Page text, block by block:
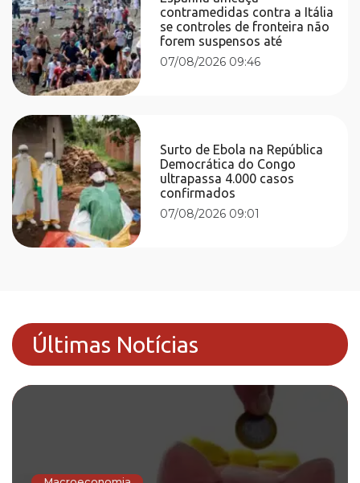
contramedidas contra a Itália
se controles de fronteira não
forem suspensos até
07/08/2026 09:46
Surto de Ebola na República
Democrática do Congo
ultrapassa 4.000 casos
confirmados
07/08/2026 09:01
Últimas Notícias